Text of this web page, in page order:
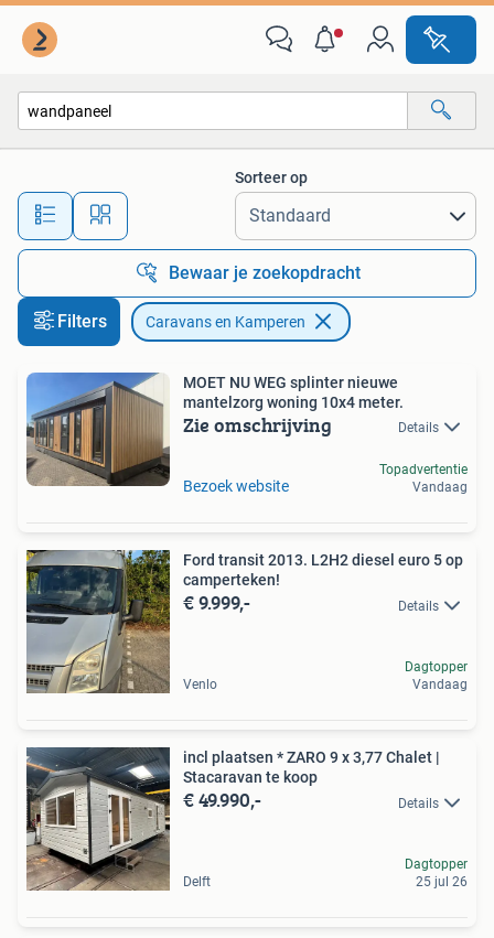
Alle afstanden…
Sorteer op
Bewaar je zoekopdracht
Filters Caravans en Kamperen
MOET NU WEG splinter nieuwe
mantelzorg woning 10x4 meter.
Zie omschrijving Details
Bezoek website
Topadvertentie
Vandaag
Ford transit 2013. L2H2 diesel euro 5 op
camperteken!
€ 9.999,- Details
Venlo
Dagtopper
Vandaag
incl plaatsen * ZARO 9 x 3,77 Chalet |
Stacaravan te koop
€ 49.990,- Details
Delft
Dagtopper
25 jul 26